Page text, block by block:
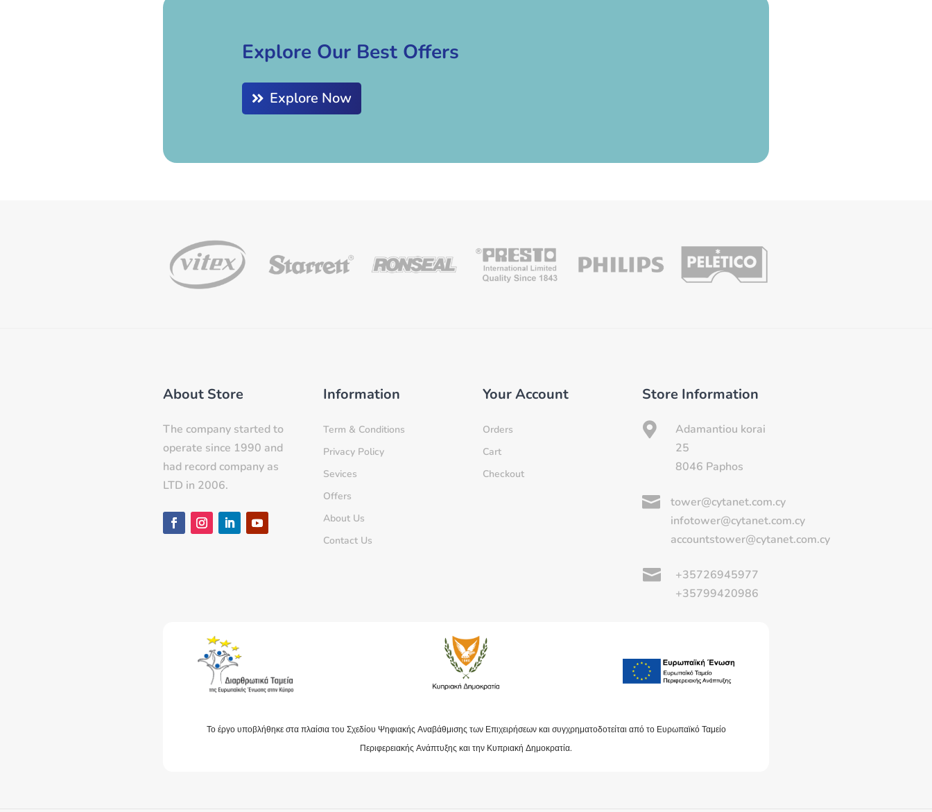
Explore Our Best Offers
Explore Now
About Store
The company started to
operate since 1990 and
had record company as
LTD in 2006.
Information
Term & Conditions
Privacy Policy
Sevices
Offers
About Us
Contact Us
Your Account
Orders
Cart
Checkout
Store Information

Adamantiou korai
25
8046 Paphos

tower@cytanet.com.cy
infotower@cytanet.com.cy
accountstower@cytanet.com.cy

+35726945977
+35799420986
Το έργο υποβλήθηκε στα πλαίσια του Σχεδίου Ψηφιακής Αναβάθμισης των Επιχειρήσεων και συγχρηματοδοτείται από το Ευρωπαϊκό Ταμείο
Περιφερειακής Ανάπτυξης και την Κυπριακή Δημοκρατία.